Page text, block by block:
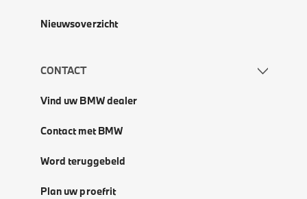
Nieuwsoverzicht
CONTACT
Vind uw BMW dealer
Contact met BMW
Word teruggebeld
Plan uw proefrit